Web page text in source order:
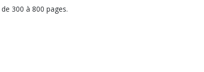
300 à 800 pages.